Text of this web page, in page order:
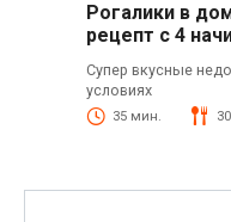
Рогалики в
рецепт с 4
Супер вкусные
условиях
35 мин. 30